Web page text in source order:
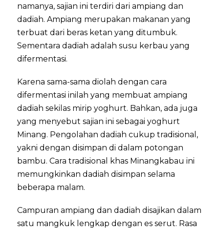
namanya, sajian ini terdiri dari ampiang dan
dadiah. Ampiang merupakan makanan yang
terbuat dari beras ketan yang ditumbuk.
Sementara dadiah adalah susu kerbau yang
difermentasi.
Karena sama-sama diolah dengan cara
difermentasi inilah yang membuat ampiang
dadiah sekilas mirip yoghurt. Bahkan, ada juga
yang menyebut sajian ini sebagai yoghurt
Minang. Pengolahan dadiah cukup tradisional,
yakni dengan disimpan di dalam potongan
bambu. Cara tradisional khas Minangkabau ini
memungkinkan dadiah disimpan selama
beberapa malam.
Campuran ampiang dan dadiah disajikan dalam
satu mangkuk lengkap dengan es serut. Rasa